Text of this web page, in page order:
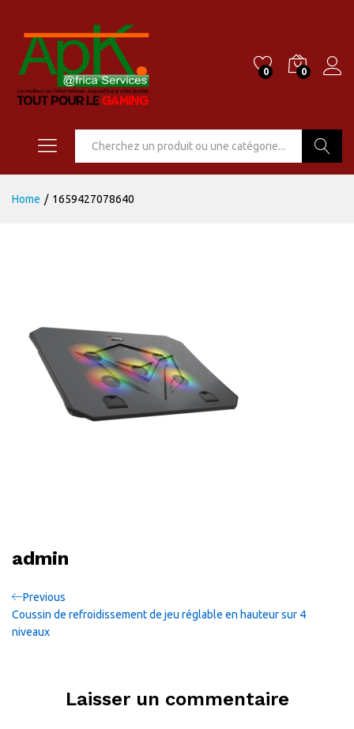
0 0
Home / 1659427078640
admin
Navigation
de
Previous
Post
Previous
Coussin de refroidissement de jeu réglable en hauteur sur 4
niveaux
Laisser un commentaire